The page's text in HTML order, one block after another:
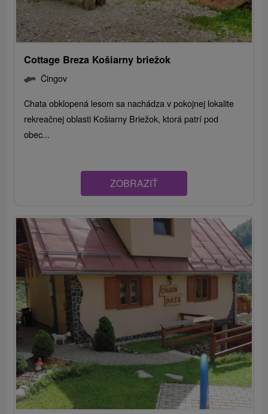
Cottage Breza Košiarny briežok
Čingov
Chata obklopená lesom sa nachádza v pokojnej lokalite
rekreačnej oblasti Košiarny Briežok, ktorá patrí pod
obec...
ZOBRAZIŤ